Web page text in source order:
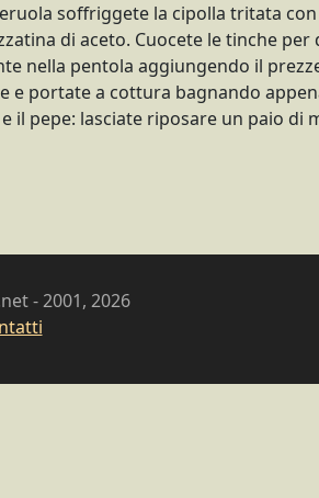
soffriggete la cipolla tritata con
di aceto. Cuocete le tinche
nella pentola aggiungendo il
e portate a cottura bagnando
pepe: lasciate riposare un paio di
- 2001, 2026